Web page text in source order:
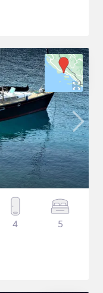
4 5